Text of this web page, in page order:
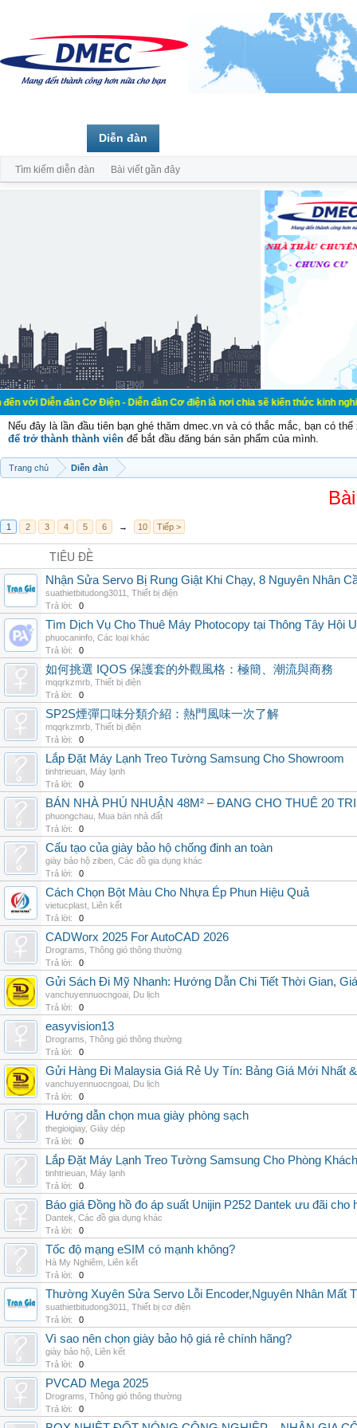
đàn Cơ Điện - Diễn đàn Cơ điện là nơi chia sẽ kiến thức kinh nghiệm
Nếu đây là lần đầu tiên bạn ghé thăm dmec.vn và có thắc mắc, bạn có
để trở thành thành viên để bắt đầu đăng bán sản phẩm của mình.
Trang chủ Diễn đàn
1 2 3 4 5 6 → 10 Tiếp >
TIÊU ĐỀ
Nhận Sửa Servo Bị Rung Giật Khi Chạy, 8 Nguyên Nhân
suathietbitudong3011
Thiết bị điện
Trả lời:
0
Tìm Dịch Vụ Cho Thuê Máy Photocopy tại Thông Tây Hội
phuocaninfo Các loại khác
Trả lời:
0
如何挑選 IQOS 保護套的外觀風格：極簡、潮流與商務
mqqrkzmrb Thiết bị điện
Trả lời:
0
SP2S煙彈口味分類介紹：熱門風味一次了解
mqqrkzmrb Thiết bị điện
Trả lời:
0
Lắp Đặt Máy Lạnh Treo Tường Samsung Cho Showroom
tinhtrieuan Máy lạnh
Trả lời:
0
BÁN NHÀ PHÚ NHUẬN 48M² – ĐANG CHO THUÊ 20
phuongchau Mua bán nhà đất
Trả lời:
0
Cấu tạo của giày bảo hộ chống đinh an toàn
giày bảo hộ ziben Các đồ gia dụng khác
Trả lời:
0
Cách Chọn Bột Màu Cho Nhựa Ép Phun Hiệu Quả
vietucplast Liên kết
Trả lời:
0
CADWorx 2025 For AutoCAD 2026
Drograms Thông gió thông thường
Trả lời:
0
Gửi Sách Đi Mỹ Nhanh: Hướng Dẫn Chi Tiết Thời Gian,
vanchuyennuocngoai Du lịch
Trả lời:
0
easyvision13
Drograms Thông gió thông thường
Trả lời:
0
Gửi Hàng Đi Malaysia Giá Rẻ Uy Tín: Bảng Giá Mới Nhất
vanchuyennuocngoai Du lịch
Trả lời:
0
Hướng dẫn chọn mua giày phòng sạch
thegioigiay, Giày dép
Trả lời:
0
Lắp Đặt Máy Lạnh Treo Tường Samsung Cho Phòng Khách
tinhtrieuan Máy lạnh
Trả lời:
0
Báo giá Đồng hồ đo áp suất Unijin P252 Dantek ưu đãi cho
Dantek Các đồ gia dụng khác
Trả lời:
0
Tốc độ mạng eSIM có mạnh không?
Hà My Nghiêm Liên kết
Trả lời:
0
Thường Xuyên Sửa Servo Lỗi Encoder,Nguyên Nhân Mất
suathietbitudong3011
Thiết bị cơ điện
Trả lời:
0
Vì sao nên chọn giày bảo hộ giá rẻ chính hãng?
giày bảo hộ Liên kết
Trả lời:
0
PVCAD Mega 2025
Drograms Thông gió thông thường
Trả lời:
0
Diễn đàn
Tìm kiếm diễn đàn Bài viết gần đây